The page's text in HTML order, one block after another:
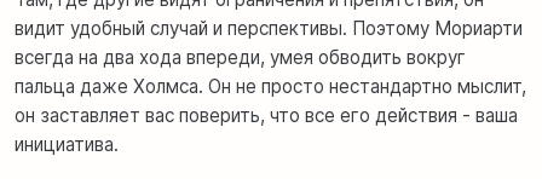
видит удобный случай и перспективы. Поэтому Мориарти
всегда на два хода впереди, умея обводить вокруг
пальца даже Холмса. Он не просто нестандартно мыслит,
он заставляет вас поверить, что все его действия - ваша
инициатива.